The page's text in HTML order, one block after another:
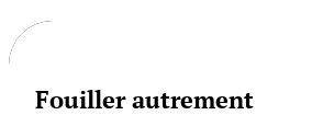
Fouiller autrement